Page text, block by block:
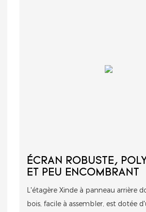
ÉCRAN ROBUSTE,
ET PEU ENCOMBRANT
L'étagère Xinde à panneau arrière
bois, facile à assembler, est dotée